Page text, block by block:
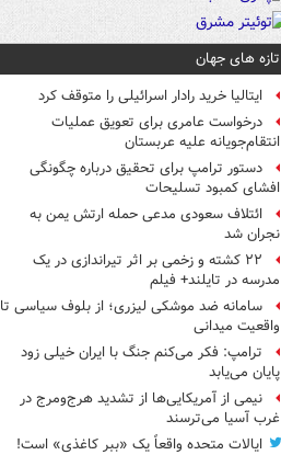
تازه های جهان
ایتالیا خرید رادار اسرائیلی را متوقف کرد
درخواست عامری برای تعویق عملیات
انتقام‌جویانه علیه عربستان
دستور ترامپ برای تحقیق درباره چگونگی
افشای کمبود تسلیحات
ائتلاف سعودی مدعی حمله ارتش یمن به
نجران شد
۲۲ کشته و زخمی بر اثر تیراندازی در یک
مدرسه در تایلند+ فیلم
سامانه ضد موشکی لیزری؛ از بلوف سیاسی تا
واقعیت میدانی
ترامپ: فکر می‌کنم جنگ با ایران خیلی زود
پایان می‌یابد
نیمی از آمریکایی‌ها از تشدید هرج‌ومرج در
غرب آسیا می‌ترسند
ایالات متحده واقعاً یک «ببر کاغذی» است!